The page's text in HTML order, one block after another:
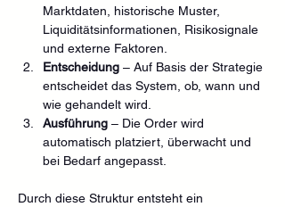
Marktdaten, historische Muster,
Liquiditätsinformationen, Risikosignale
und externe Faktoren.
Entscheidung – Auf Basis der Strategie
entscheidet das System, ob, wann und
wie gehandelt wird.
Ausführung – Die Order wird
automatisch platziert, überwacht und
bei Bedarf angepasst.
Durch diese Struktur entsteht ein